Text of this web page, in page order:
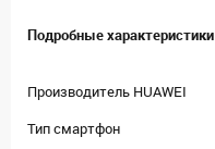
Подробные характеристики
Производитель HUAWEI
Тип смартфон